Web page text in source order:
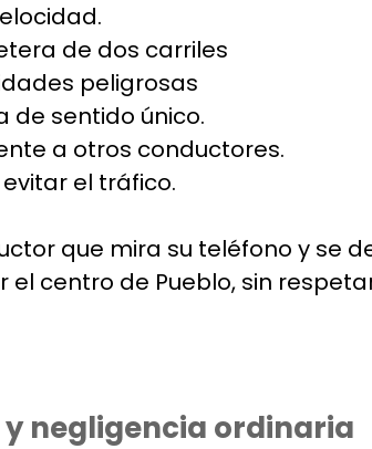
de dos carriles
peligrosas
de sentido único.
a otros conductores.
el tráfico.
que mira su teléfono y se
centro de Pueblo, sin
negligencia ordinaria